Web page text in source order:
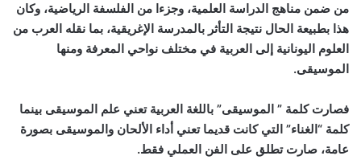
من ضمن مناهج الدراسة العلمية، وجزءا من الفلسفة الرياضية، وكان
هذا بطبيعة الحال نتيجة التأثر بالمدرسة الإغريقية، بما نقله العرب من
العلوم اليونانية إلى العربية في مختلف نواحي المعرفة ومنها
الموسيقى.
فصارت كلمة ” الموسيقى” باللغة العربية تعني علم الموسيقى بينما
كلمة “الغناء” التي كانت قديما تعني أداء الألحان والموسيقى بصورة
عامة، صارت تطلق على الفن العملي فقط.